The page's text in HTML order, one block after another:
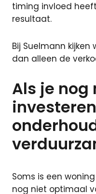
timing invloed
resultaat.
Bij Suelmann
dan alleen de
Als je nog
Soms is een
nog niet optimaal